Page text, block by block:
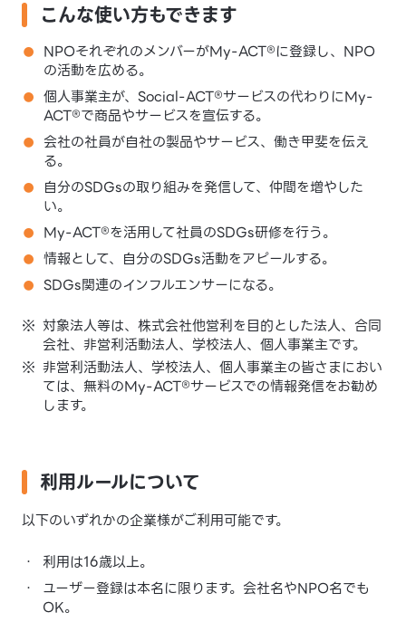
こんな使い方もできます
NPOそれぞれのメンバーがMy-ACT®に登録し、NPO
の活動を広める。
個人事業主が、Social-ACT®サービスの代わりにMy-
ACT®で商品やサービスを宣伝する。
会社の社員が自社の製品やサービス、働き甲斐を伝え
る。
自分のSDGsの取り組みを発信して、仲間を増やした
い。
My-ACT®を活用して社員のSDGs研修を行う。
情報として、自分のSDGs活動をアピールする。
SDGs関連のインフルエンサーになる。
※ 対象法人等は、株式会社他営利を目的とした法人、合同
会社、非営利活動法人、学校法人、個人事業主です。
※ 非営利活動法人、学校法人、個人事業主の皆さまにおい
ては、無料のMy-ACT®サービスでの情報発信をお勧め
します。
利用ルールについて
以下のいずれかの企業様がご利用可能です。
・
利用は16歳以上。
・
ユーザー登録は本名に限ります。会社名やNPO名でも
OK。